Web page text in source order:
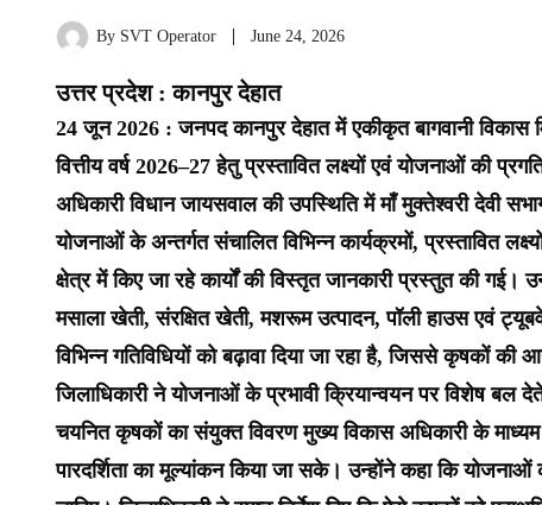
By SVT Operator June 24, 2026
उत्तर प्रदेश : कानपुर देहात
24 जून 2026 : जनपद कानपुर देहात में एकीकृत बागवानी विकास
वित्तीय वर्ष 2026–27 हेतु प्रस्तावित लक्ष्यों एवं योजनाओं की
अधिकारी विधान जायसवाल की उपस्थिति में माँ मुक्तेश्वरी देवी
योजनाओं के अन्तर्गत संचालित विभिन्न कार्यक्रमों, प्रस्तावित
क्षेत्र में किए जा रहे कार्यों की विस्तृत जानकारी प्रस्तुत की गई।
मसाला खेती, संरक्षित खेती, मशरूम उत्पादन, पॉली हाउस एवं
विभिन्न गतिविधियों को बढ़ावा दिया जा रहा है, जिससे कृषकों
जिलाधिकारी ने योजनाओं के प्रभावी क्रियान्वयन पर विशेष बल देते
चयनित कृषकों का संयुक्त विवरण मुख्य विकास अधिकारी के
पारदर्शिता का मूल्यांकन किया जा सके। उन्होंने कहा कि